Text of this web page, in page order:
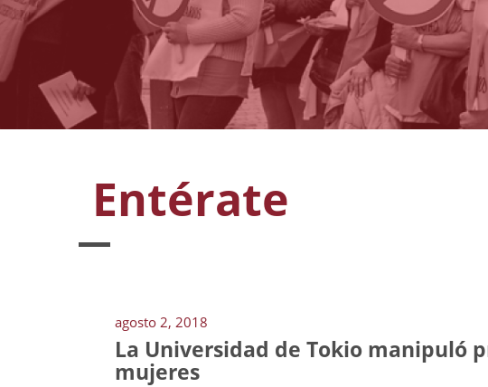
Entérate
agosto 2, 2018
La Universidad de Tokio manipuló
mujeres